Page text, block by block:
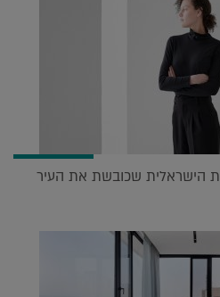
הישראלית שכובשת את העיר